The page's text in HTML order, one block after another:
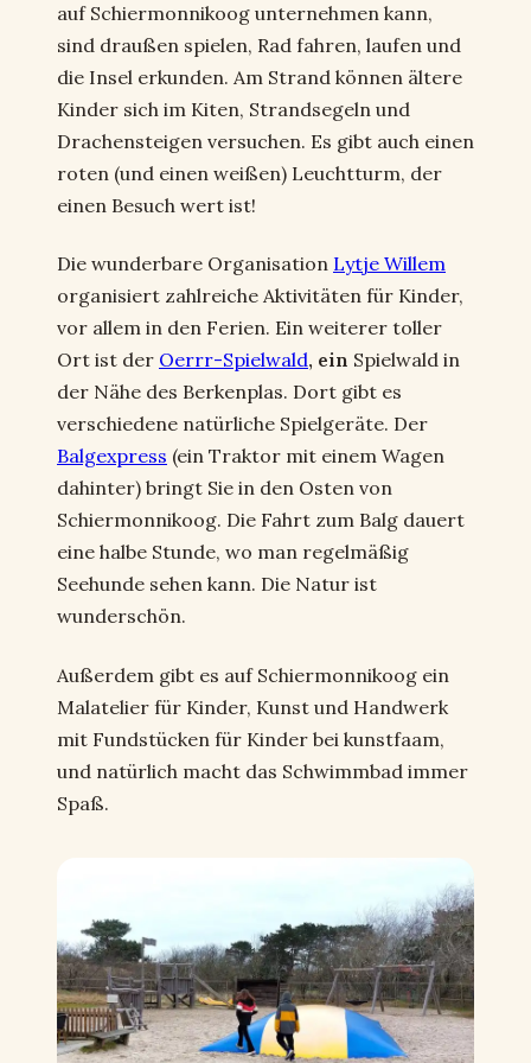
auf Schiermonnikoog unternehmen kann,
sind draußen spielen, Rad fahren, laufen und
die Insel erkunden. Am Strand können ältere
Kinder sich im Kiten, Strandsegeln und
Drachensteigen versuchen. Es gibt auch einen
roten (und einen weißen) Leuchtturm, der
einen Besuch wert ist!
Die wunderbare Organisation Lytje Willem
organisiert zahlreiche Aktivitäten für Kinder,
vor allem in den Ferien. Ein weiterer toller
Ort ist der Oerrr-Spielwald, ein Spielwald in
der Nähe des Berkenplas. Dort gibt es
verschiedene natürliche Spielgeräte. Der
Balgexpress (ein Traktor mit einem Wagen
dahinter) bringt Sie in den Osten von
Schiermonnikoog. Die Fahrt zum Balg dauert
eine halbe Stunde, wo man regelmäßig
Seehunde sehen kann. Die Natur ist
wunderschön.
Außerdem gibt es auf Schiermonnikoog ein
Malatelier für Kinder, Kunst und Handwerk
mit Fundstücken für Kinder bei kunstfaam,
und natürlich macht das Schwimmbad immer
Spaß.